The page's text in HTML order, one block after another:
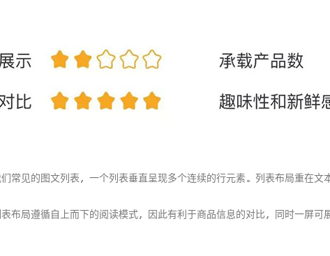
常见的图文列表，一个列表垂直呈现多个连续的行元素。列表布局重在文
布局遵循自上而下的阅读模式，因此有利于商品信息的对比，同时一屏